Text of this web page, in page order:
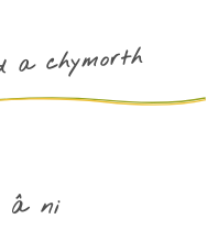
a chymorth
â ni